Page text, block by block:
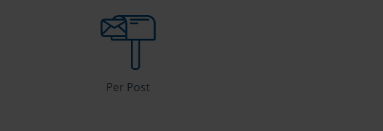
Per Post